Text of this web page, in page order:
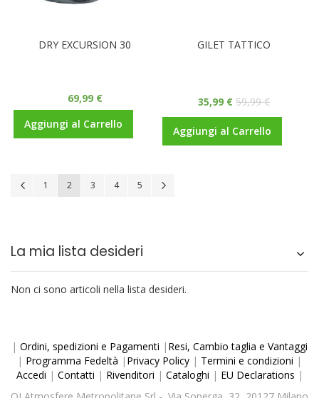
DRY EXCURSION 30
69,99 €
Aggiungi al Carrello
GILET TATTICO
35,99 € 59,99 €
Aggiungi al Carrello
PaginaPagina
Precedente
Pagina
1 Attualmente stai leggendo la pagina
2 Pagina
3 Pagina
4 Pagina
5
La mia lista desideri
Non ci sono articoli nella lista desideri.
| Ordini, spedizioni e Pagamenti | Resi, Cambio taglia e Vantaggi
| Programma Fedeltà | Privacy Policy | Termini e condizioni |
Accedi | Contatti | Rivenditori | Cataloghi | EU Declarations |